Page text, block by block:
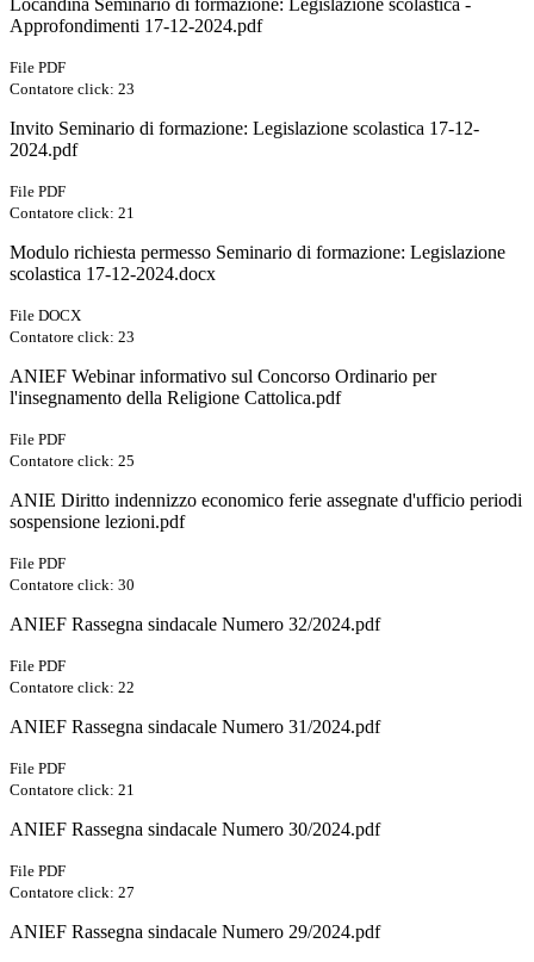
Approfondimenti 17-12-2024.pdf
File PDF
Contatore click: 23
Invito Seminario di formazione: Legislazione scolastica 17-12-
2024.pdf
File PDF
Contatore click: 21
Modulo richiesta permesso Seminario di formazione: Legislazione
scolastica 17-12-2024.docx
File DOCX
Contatore click: 23
ANIEF Webinar informativo sul Concorso Ordinario per
l'insegnamento della Religione Cattolica.pdf
File PDF
Contatore click: 25
ANIE Diritto indennizzo economico ferie assegnate d'ufficio periodi
sospensione lezioni.pdf
File PDF
Contatore click: 30
ANIEF Rassegna sindacale Numero 32/2024.pdf
File PDF
Contatore click: 22
ANIEF Rassegna sindacale Numero 31/2024.pdf
File PDF
Contatore click: 21
ANIEF Rassegna sindacale Numero 30/2024.pdf
File PDF
Contatore click: 27
ANIEF Rassegna sindacale Numero 29/2024.pdf